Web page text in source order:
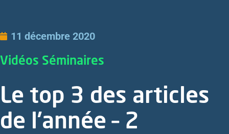
11 décembre 2020
Vidéos Séminaires
Le top 3 des articles
de l’année – 2